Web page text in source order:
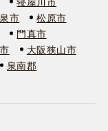
市
松原市
門真市
大阪狭山市
泉南郡